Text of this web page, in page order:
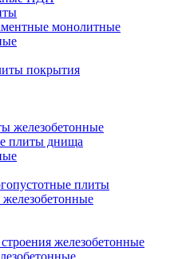
монолитные
покрытия
железобетонные
плиты днища
плиты
железобетонные